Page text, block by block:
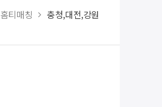
홈티매칭 충청,대전,강원